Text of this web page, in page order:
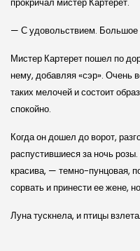
— С удовольствием. Большое
Мистер Картерет пошел по
нему, добавляя «сэр». Очень
таких мелочей и состоит
спокойно.
Когда он дошел до ворот,
распустившиеся за ночь
красива, — темно-пунцовая,
сорвать и принести ее жене,
Луна тускнела, и птицы